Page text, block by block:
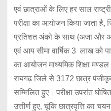
एवं छात्राओं के लिए हर साल
परीक्षा का आयोजन किया जाता है,
प्रतिशत अंको के साथ (अजा और
एवं आय सीमा वार्षिक 3 लाख को
का आयोजन माध्यमिक शिक्षा मण्डल
रायगढ़ जिले से 3172 छात्र
सम्मिलित हुए। परीक्षा उपरांत
उत्तीर्ण हुए, चूंकि छात्रवृत्ति का